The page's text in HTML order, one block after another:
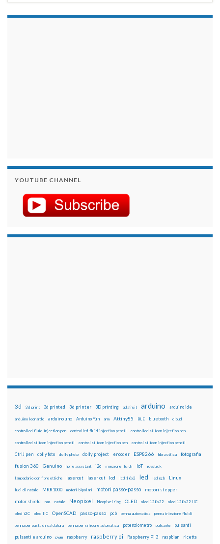
YOUTUBE CHANNEL
3d 3d print 3d printed 3d printer 3D printing adafruit arduino arduino ide
arduino leonardo arduino uno Arduino Yún arm Attiny85 BLE bluetooth cloud
controlled fluid injection pen controlled fluid injection pencil controlled silicon injection pen
controlled silicon injection pencil control silicon injection pen control silicon injection pencil
CtrlJ pen dolly foto dolly photo dolly project encoder ESP8266 fibra ottica fotografia
fusion 360 Genuino home assistant i2c iniezione fluidi IoT joystick
lampadario con fibre ottiche lasercut laser cut lcd lcd 16x2 led led rgb Linux
luci di natale MKR1000 motori bipolari motori passo-passo motori stepper
motor shield nas natale Neopixel Neopixel ring OLED oled 128x32 oled 128x32 IIC
oled i2C oled IIC OpenSCAD passo-passo pcb penna automatica penna iniezione fluidi
penna per pasta di saldatura penna per silicone automatica potenziometro pulsante pulsanti
pulsanti e arduino pwm raspberry raspberry pi Raspberry Pi 3 raspbian ricetta